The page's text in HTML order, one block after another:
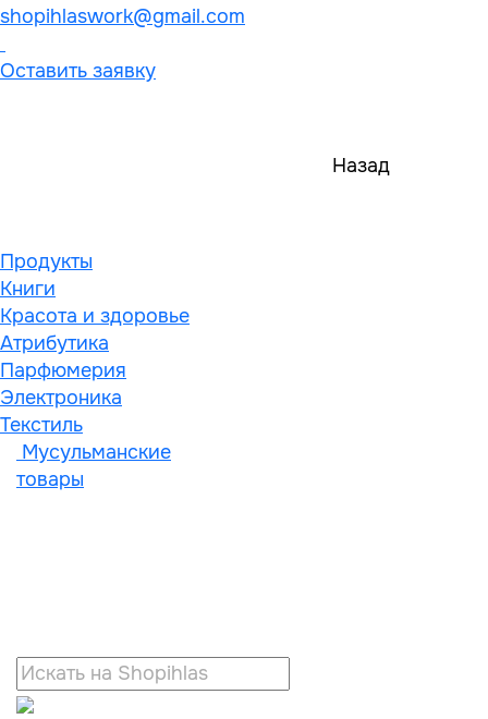
shopihlaswork@gmail.com
Оставить заявку
Назад
Продукты
Книги
Красота и здоровье
Атрибутика
Парфюмерия
Электроника
Текстиль
Мусульманские
товары